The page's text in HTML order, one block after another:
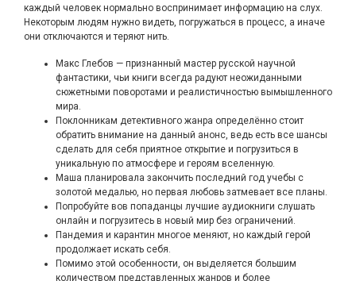
каждый человек нормально воспринимает информацию на слух.
Некоторым людям нужно видеть, погружаться в процесс, а иначе
они отключаются и теряют нить.
Макс Глебов — признанный мастер русской научной
фантастики, чьи книги всегда радуют неожиданными
сюжетными поворотами и реалистичностью вымышленного
мира.
Поклонникам детективного жанра определённо стоит
обратить внимание на данный анонс, ведь есть все шансы
сделать для себя приятное открытие и погрузиться в
уникальную по атмосфере и героям вселенную.
Маша планировала закончить последний год учебы с
золотой медалью, но первая любовь затмевает все планы.
Попробуйте вов попаданцы лучшие аудиокниги слушать
онлайн и погрузитесь в новый мир без ограничений.
Пандемия и карантин многое меняют, но каждый герой
продолжает искать себя.
Помимо этой особенности, он выделяется большим
количеством представленных жанров и более